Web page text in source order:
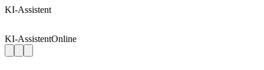
KI-Assistent
KI-AssistentOnline